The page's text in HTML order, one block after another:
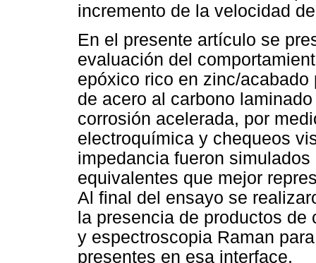
incremento de la velocidad
En el presente artículo se
evaluación del
epóxico rico en zinc/
de acero al carbono
corrosión acelerada, por
electroquímica y chequeos
impedancia fueron
equivalentes que mejor
Al final del ensayo se
la presencia de productos de
y espectroscopia Raman
presentes en esa interface.